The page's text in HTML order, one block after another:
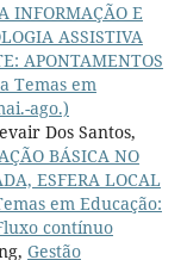
INFORMAÇÃO E
ASSISTIVA
APONTAMENTOS
Temas em
ago.)
Dos Santos,
BÁSICA NO
ESFERA LOCAL
em Educação:
contínuo
Gestão